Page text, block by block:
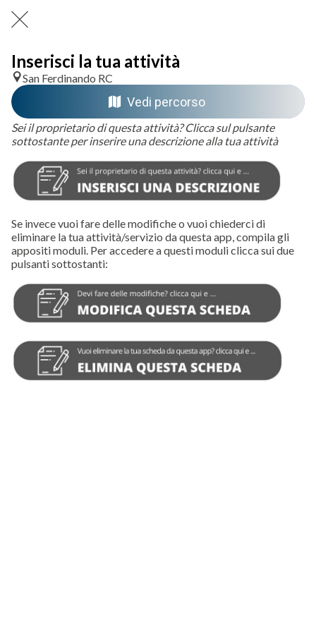
Inserisci la tua attività
San Ferdinando RC
Vedi percorso
Sei il proprietario di questa attività? Clicca sul pulsante
sottostante per inserire una descrizione alla tua attività
Se invece vuoi fare delle modifiche o vuoi chiederci di
eliminare la tua attività/servizio da questa app, compila gli
appositi moduli. Per accedere a questi moduli clicca sui due
pulsanti sottostanti: